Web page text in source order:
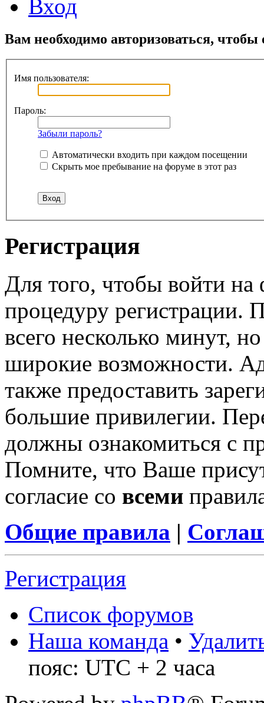
Вход
Вам необходимо авторизоваться,
Имя пользователя:
Пароль:
Забыли пароль?
Автоматически входить при каждом посещении
Скрыть мое пребывание на форуме в этот раз
Регистрация
Для того, чтобы войти
процедуру регистрации.
всего несколько минут,
широкие возможности.
также предоставить
большие привилегии.
должны ознакомиться с
Помните, что Ваше
согласие со всеми
Общие правила |
Регистрация
Список форумов
Наша команда •
пояс: UTC + 2 часа